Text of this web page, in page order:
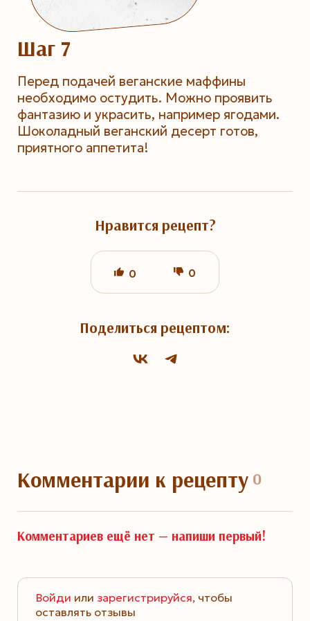
Шаг 7
Перед подачей веганские маффины
необходимо остудить. Можно проявить
фантазию и украсить, например ягодами.
Шоколадный веганский десерт готов,
приятного аппетита!
Нравится рецепт?
0 0
Поделиться рецептом:
Комментарии к рецепту0
Комментариев ещё нет — напиши первый!
Войди или зарегистрируйся, чтобы
оставлять отзывы